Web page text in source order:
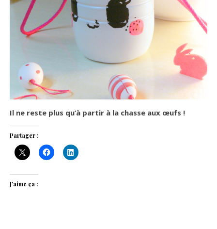
Il ne reste plus qu’à partir à la chasse aux œufs !
Partager :
J’aime ça :